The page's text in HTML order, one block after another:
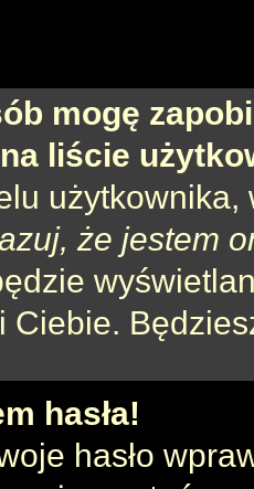
mogę
liście
użytkownika,
że jestem
Ciebie.
hasła!
hasło